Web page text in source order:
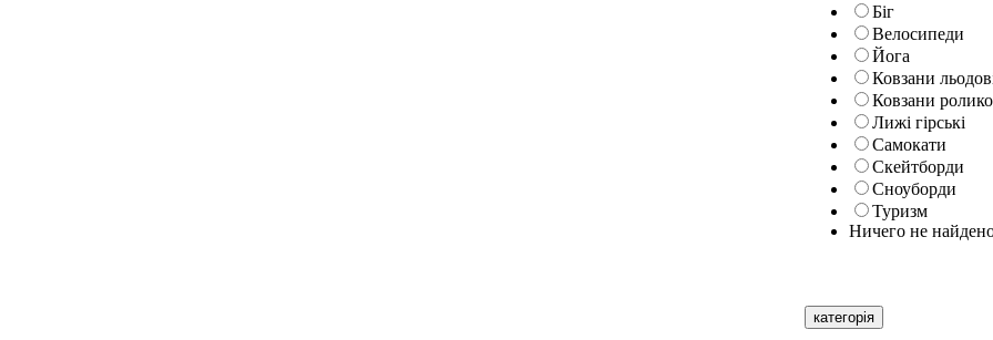
Біг
Велосипеди
Йога
Ковзани
Ковзани
Лижі гірські
Самокати
Скейтборди
Сноуборди
Туризм
Ничего не
категорiя